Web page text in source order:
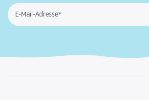
E-Mail-Adresse*